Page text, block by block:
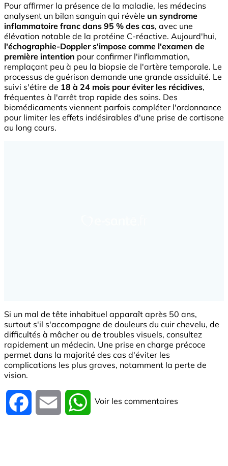
Pour affirmer la présence de la maladie, les médecins
analysent un bilan sanguin qui révèle un syndrome
inflammatoire franc dans 95 % des cas, avec une
élévation notable de la protéine C-réactive. Aujourd'hui,
l'échographie-Doppler s'impose comme l'examen de
première intention pour confirmer l'inflammation,
remplaçant peu à peu la biopsie de l'artère temporale. Le
processus de guérison demande une grande assiduité. Le
suivi s'étire de 18 à 24 mois pour éviter les récidives,
fréquentes à l'arrêt trop rapide des soins. Des
biomédicaments viennent parfois compléter l'ordonnance
pour limiter les effets indésirables d'une prise de cortisone
au long cours.
Si un mal de tête inhabituel apparaît après 50 ans,
surtout s'il s'accompagne de douleurs du cuir chevelu, de
difficultés à mâcher ou de troubles visuels, consultez
rapidement un médecin. Une prise en charge précoce
permet dans la majorité des cas d'éviter les
complications les plus graves, notamment la perte de
vision.
Facebook Email WhatsApp
Voir les commentaires